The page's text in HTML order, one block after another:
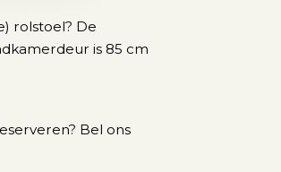
rolstoel? De
is 85 cm
Bel ons